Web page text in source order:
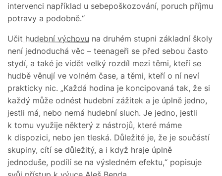
intervenci například u sebepoškozování, poruch příjmu
potravy a podobně.“
Učit hudební výchovu na druhém stupni základní školy
není jednoduchá věc – teenageři se před sebou často
stydí, a také je vidět velký rozdíl mezi těmi, kteří se
hudbě věnují ve volném čase, a těmi, kteří o ní neví
prakticky nic. „Každá hodina je koncipovaná tak, že si
každý může odnést hudební zážitek a je úplně jedno,
jestli má, nebo nemá hudební sluch. Je jedno, jestli
k tomu využije některý z nástrojů, které máme
k dispozici, nebo jen tleská. Důležité je, že je součástí
skupiny, cítí se důležitý, a i když hraje úplně
jednoduše, podílí se na výsledném efektu,“ popisuje